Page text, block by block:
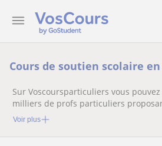
Cours de soutien scolaire
Sur Voscoursparticuliers vous
milliers de profs particuliers
particuliers
Voir plus